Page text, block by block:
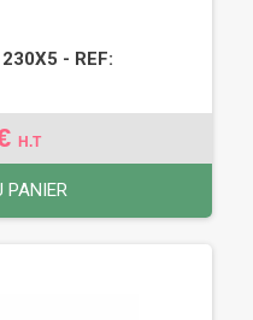
- REF:
H.T
PANIER